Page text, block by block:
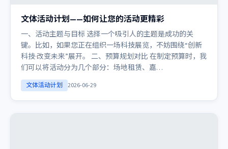
文体活动计划——如何让您的活动更精彩
一、活动主题与目标 选择一个吸引人的主题是成功的关
键。比如，如果您正在组织一场科技展览，不妨围绕“创新
科技·改变未来”展开。 二、预算规划对比 在制定预算时，我
们可以将活动分为几个部分：场地租赁、嘉…
文体活动计划 2026-06-29